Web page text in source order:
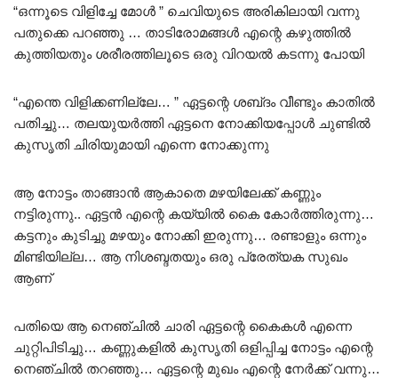
“ഒന്നൂടെ വിളിച്ചേ മോൾ ” ചെവിയുടെ അരികിലായി വന്നു
പതുക്കെ പറഞ്ഞു … താടിരോമങ്ങൾ എന്റെ കഴുത്തിൽ
കുത്തിയതും ശരീരത്തിലൂടെ ഒരു വിറയൽ കടന്നു പോയി
“എന്തെ വിളിക്കണില്ലേ… ” ഏട്ടന്റെ ശബ്‌ദം വീണ്ടും കാതിൽ
പതിച്ചു… തലയുയർത്തി ഏട്ടനെ നോക്കിയപ്പോൾ ചുണ്ടിൽ
കുസൃതി ചിരിയുമായി എന്നെ നോക്കുന്നു
ആ നോട്ടം താങ്ങാൻ ആകാതെ മഴയിലേക്ക് കണ്ണും
നട്ടിരുന്നു.. ഏട്ടൻ എന്റെ കയ്യിൽ കൈ കോർത്തിരുന്നു…
കട്ടനും കുടിച്ചു മഴയും നോക്കി ഇരുന്നു… രണ്ടാളും ഒന്നും
മിണ്ടിയില്ല… ആ നിശബ്ദതയും ഒരു പ്രേത്യക സുഖം
ആണ്
പതിയെ ആ നെഞ്ചിൽ ചാരി ഏട്ടന്റെ കൈകൾ എന്നെ
ചുറ്റിപിടിച്ചു… കണ്ണുകളിൽ കുസൃതി ഒളിപ്പിച്ച നോട്ടം എന്റെ
നെഞ്ചിൽ തറഞ്ഞു… ഏട്ടന്റെ മുഖം എന്റെ നേർക്ക് വന്നു…